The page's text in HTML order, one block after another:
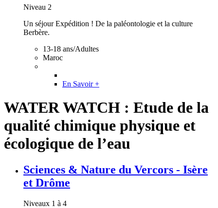
Niveau 2
Un séjour Expédition ! De la paléontologie et la culture
Berbère.
13-18 ans/Adultes
Maroc
En Savoir +
WATER WATCH : Etude de la
qualité chimique physique et
écologique de l’eau
Sciences & Nature du Vercors - Isère
et Drôme
Niveaux 1 à 4